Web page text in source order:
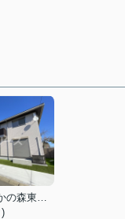
流山市おおたかの森東３丁目